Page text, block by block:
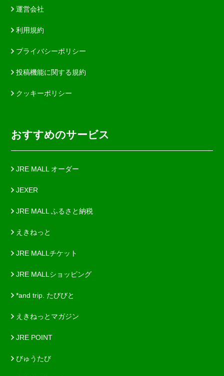
運営会社
利用規約
プライバシーポリシー
投稿機能に関する規約
クッキーポリシー
おすすめのサービス
JRE MALL オーダー
JEXER
JRE MALL ふるさと納税
えきねっと
JRE MALLチケット
JRE MALLショッピング
*and trip. たびびと
えきねっとマガジン
JRE POINT
びゅうたび